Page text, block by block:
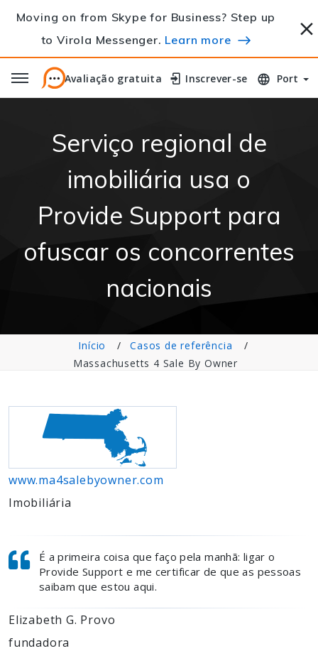
Moving on from Skype for Business? Step up
to Virola Messenger. Learn more
Avaliação gratuita
Avaliação gratuita Inscrever-se
Inscrever-se Port
Serviço regional de
imobiliária usa o
Provide Support para
ofuscar os concorrentes
nacionais
Início
Casos de referência
Massachusetts 4 Sale By Owner
www.ma4salebyowner.com
Imobiliária
É a primeira coisa que faço pela manhã: ligar o
Provide Support e me certificar de que as pessoas
saibam que estou aqui.
Elizabeth G. Provo
fundadora